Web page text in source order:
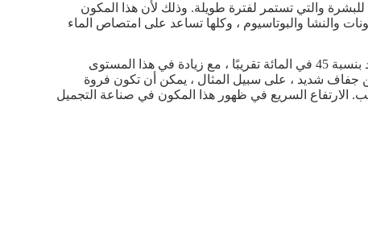
للبشرة والتي تستمر لفترة طويلة. وذلك لأن هذا المكون
و 3- ثنائي ميثلسولفونوبروبيونات والنشا والبوتاسيوم ، وكلها تساعد على امتصاص الماء
أظهرت العديد من التحقيقات أن هذا التركيز يمكن أن يبني درجة رطوبة الجلد بنسبة 45 في المائة تقريبًا ، مع زيادة في هذا المستوى
جفاف شديد ، على سبيل المثال ، يمكن أن تكون فروة
الارتفاع السريع في ظهور هذا المكون في صناعة التجميل